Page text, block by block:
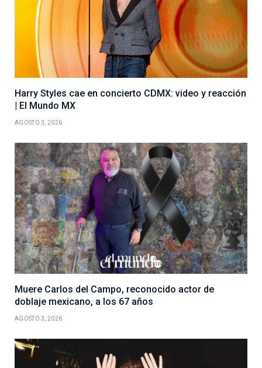
Harry Styles cae en concierto CDMX: video y reacción
| El Mundo MX
AGOSTO 3, 2026
Muere Carlos del Campo, reconocido actor de
doblaje mexicano, a los 67 años
AGOSTO 3, 2026